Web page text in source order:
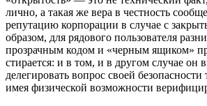
лично, а такая же вера в честность
репутацию корпорации в случае с
образом, для рядового пользователя
прозрачным кодом и «черным ящиком»
стирается: и в том, и в другом случае
делегировать вопрос своей
имея физической возможности